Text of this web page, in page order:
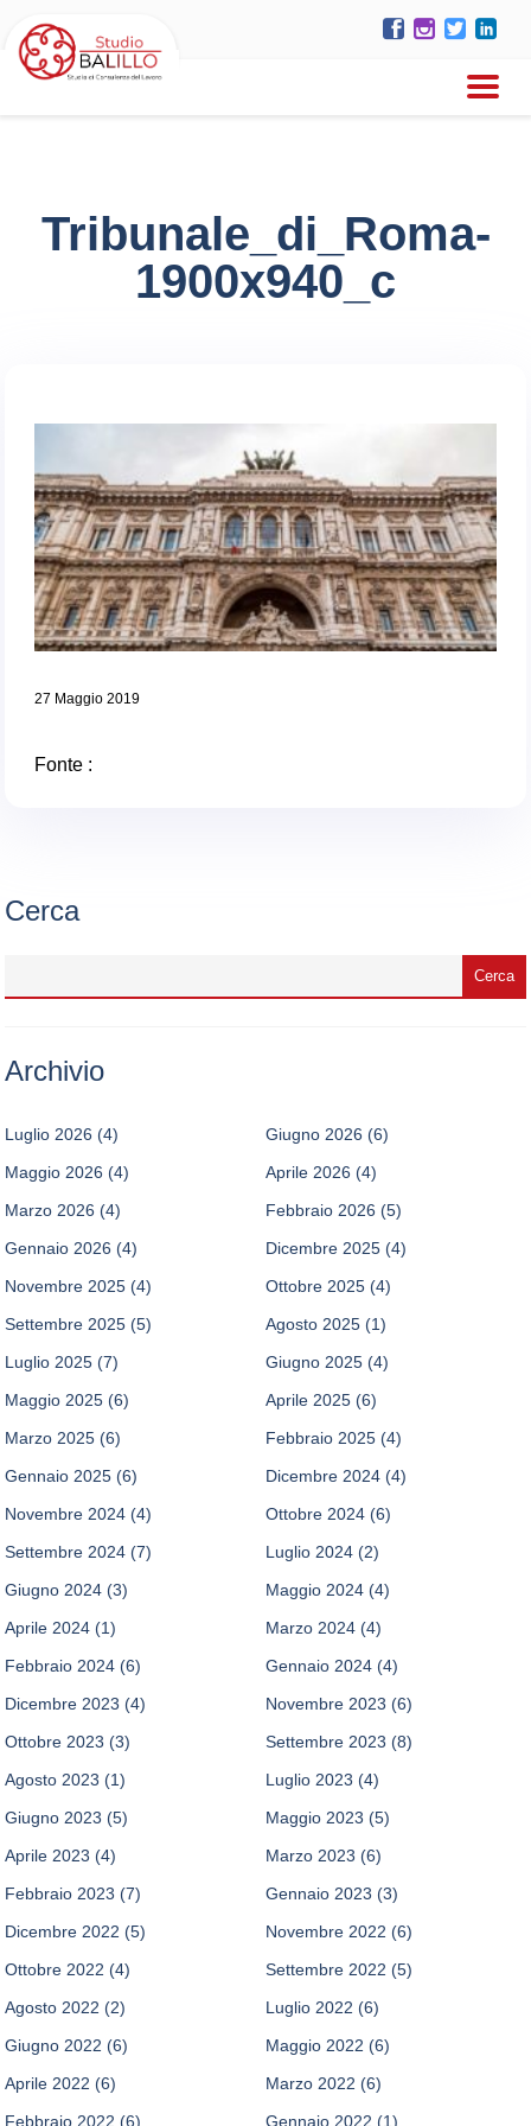
Tribunale_di_Roma-
1900x940_c
27 Maggio 2019
Fonte :
Cerca
Archivio
Luglio 2026 (4) Giugno 2026 (6)
Maggio 2026 (4) Aprile 2026 (4)
Marzo 2026 (4) Febbraio 2026 (5)
Gennaio 2026 (4) Dicembre 2025 (4)
Novembre 2025 (4) Ottobre 2025 (4)
Settembre 2025 (5) Agosto 2025 (1)
Luglio 2025 (7) Giugno 2025 (4)
Maggio 2025 (6) Aprile 2025 (6)
Marzo 2025 (6) Febbraio 2025 (4)
Gennaio 2025 (6) Dicembre 2024 (4)
Novembre 2024 (4) Ottobre 2024 (6)
Settembre 2024 (7) Luglio 2024 (2)
Giugno 2024 (3) Maggio 2024 (4)
Aprile 2024 (1) Marzo 2024 (4)
Febbraio 2024 (6) Gennaio 2024 (4)
Dicembre 2023 (4) Novembre 2023 (6)
Ottobre 2023 (3) Settembre 2023 (8)
Agosto 2023 (1) Luglio 2023 (4)
Giugno 2023 (5) Maggio 2023 (5)
Aprile 2023 (4) Marzo 2023 (6)
Febbraio 2023 (7) Gennaio 2023 (3)
Dicembre 2022 (5) Novembre 2022 (6)
Ottobre 2022 (4) Settembre 2022 (5)
Agosto 2022 (2) Luglio 2022 (6)
Giugno 2022 (6) Maggio 2022 (6)
Aprile 2022 (6) Marzo 2022 (6)
Febbraio 2022 (6) Gennaio 2022 (1)